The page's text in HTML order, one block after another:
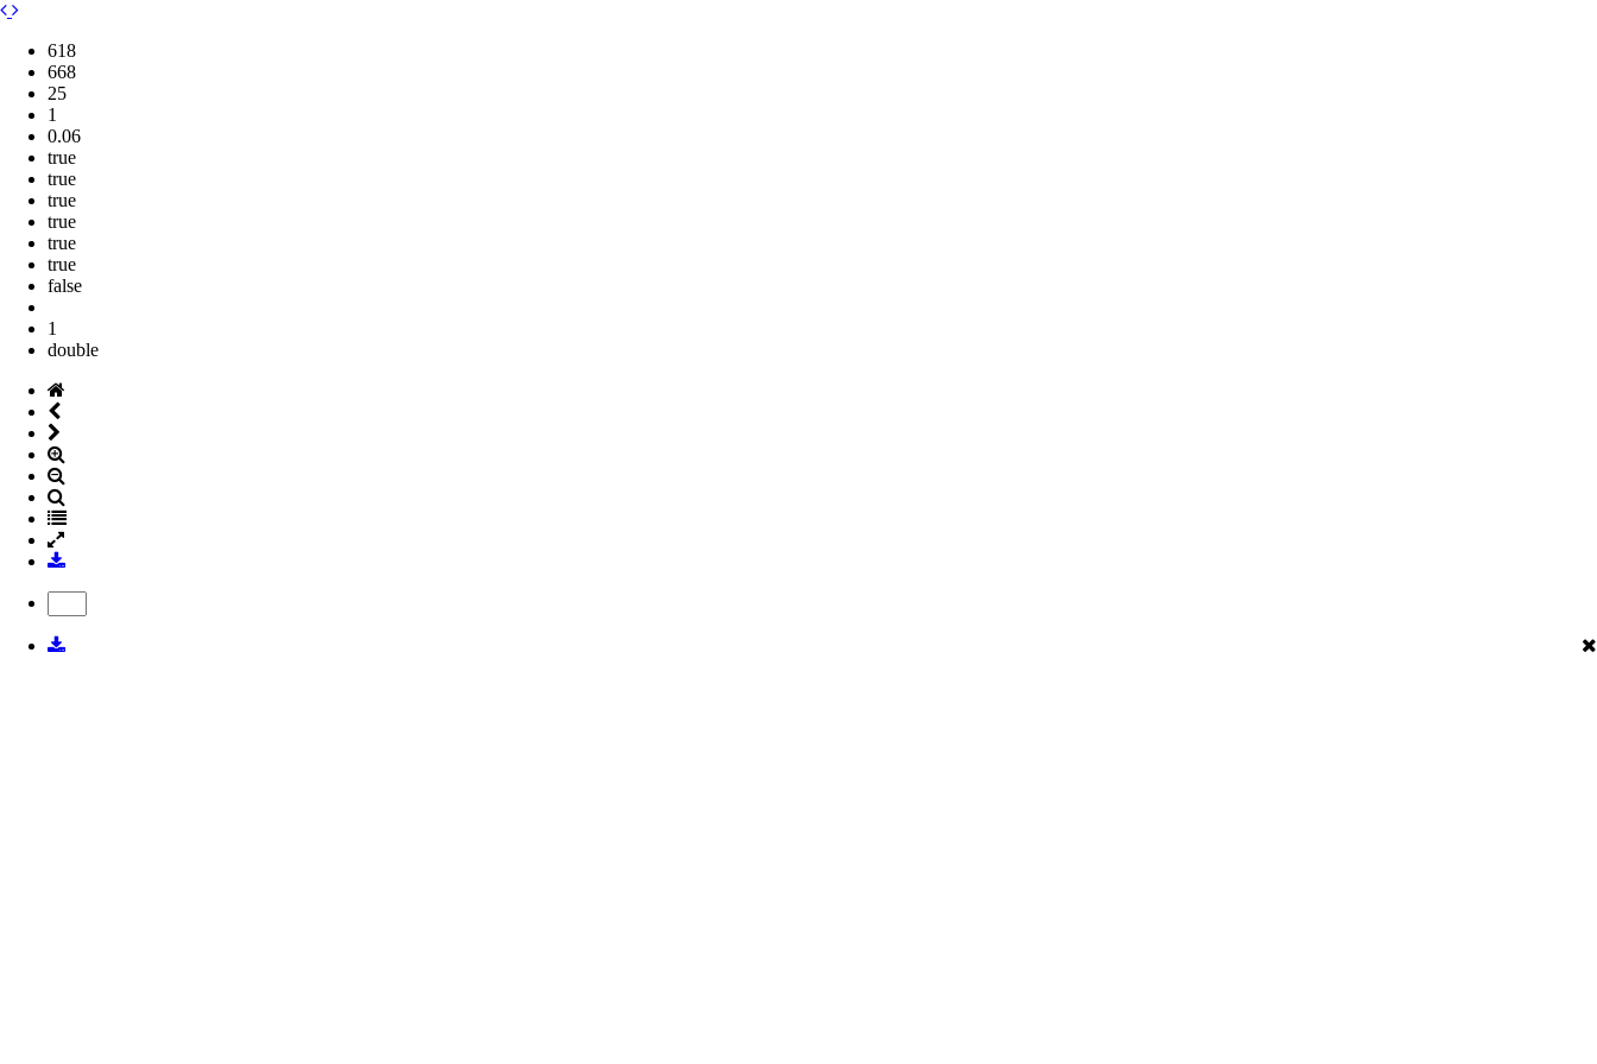
618
668
25
1
0.06
true
true
true
true
true
true
false
1
double